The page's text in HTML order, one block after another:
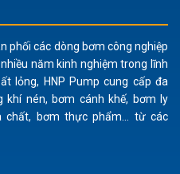
cả bùn, dung môi, keo, và
đến 6.4 mm mà không gây
khí nén, Wilden P220 không
nguy cơ cháy nổ, lý tưởng
hoặc dễ cháy nổ.
giản, ít bộ phận chuyển
phối các dòng bơm công nghiệp
năm kinh nghiệm trong lĩnh
lỏng, HNP Pump cung cấp đa
nén, bơm cánh khế, bơm ly
bơm thực phẩm... từ các